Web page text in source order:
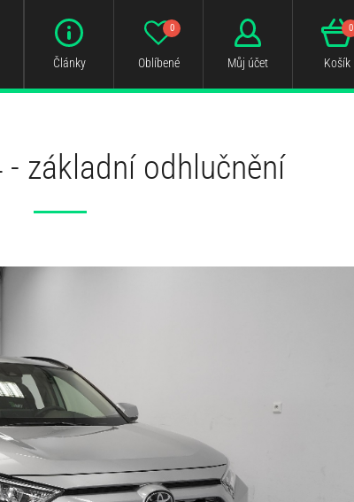
Články Oblíbené
0
Můj účet Košík
0
- základní odhlučnění